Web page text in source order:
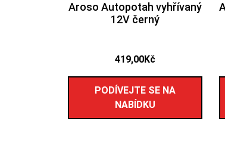
Aroso Autopotah vyhřívaný
12V černý
419,00Kč
PODÍVEJTE SE NA
NABÍDKU